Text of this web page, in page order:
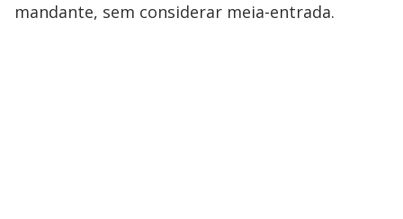
mandante, sem considerar meia-entrada.